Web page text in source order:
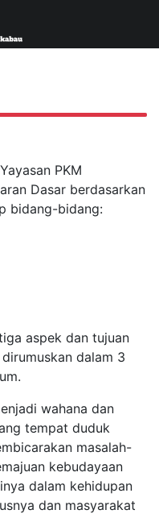
PKM
Dasar berdasarkan
bidang-bidang:
aspek dan tujuan
dalam 3
wahana dan
tempat duduk
masalah-
kebudayaan
dalam kehidupan
dan masyarakat